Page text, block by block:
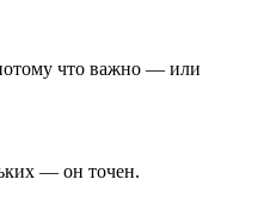
потому что важно — или
— он точен.